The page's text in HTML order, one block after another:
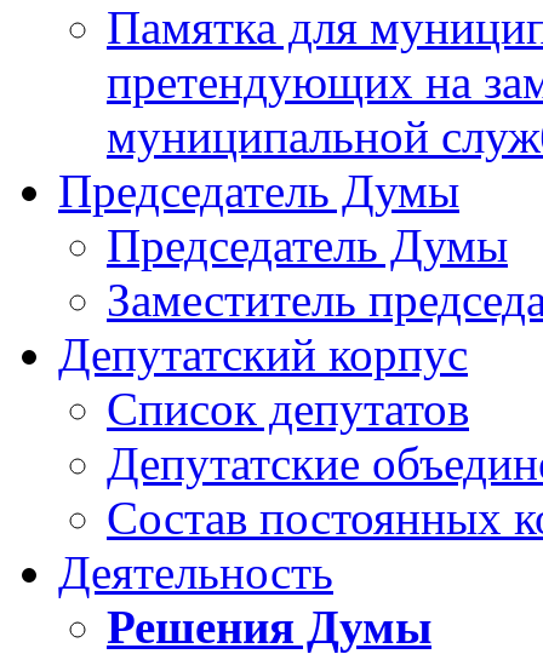
Памятка для
претендующих на
муниципальной
Председатель Думы
Председатель Думы
Заместитель
Депутатский корпус
Список депутатов
Депутатские
Состав постоянных
Деятельность
Решения Думы